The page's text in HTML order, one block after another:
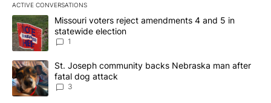
ACTIVE CONVERSATIONS
The following is a list of the most commented articles in the last
A trending article titled "Missouri voters reject amendments 4
Missouri voters reject amendments 4 and 5 in
statewide election
1
A trending article titled "St. Joseph community backs
St. Joseph community backs Nebraska man after
fatal dog attack
3